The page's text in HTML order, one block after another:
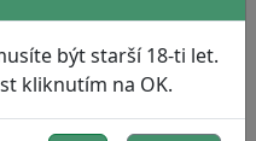
být starší 18-ti let.
kliknutím na OK.